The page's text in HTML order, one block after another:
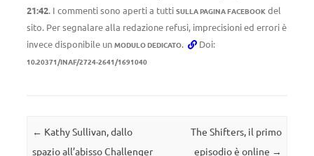
21:42. I commenti sono aperti a tutti SULLA PAGINA FACEBOOK del
sito. Per segnalare alla redazione refusi, imprecisioni ed errori è
invece disponibile un MODULO DEDICATO. Doi:
10.20371/INAF/2724-2641/1691040
Navigazione articolo
← Kathy Sullivan, dallo
spazio all’abisso Challenger
The Shifters, il primo
episodio è online →